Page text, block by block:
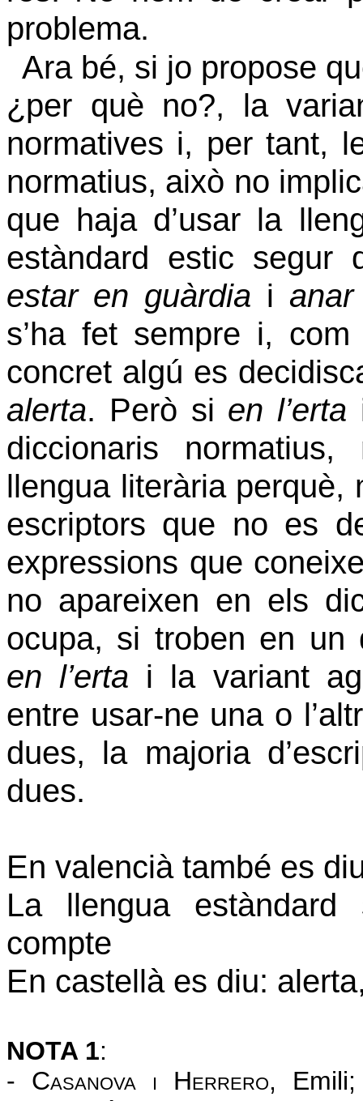
problema.
Ara bé, si jo propose
¿per què no?, la
normatives i, per tant,
normatius, això no
que haja d’usar la
estàndard estic segur
estar en guàrdia i
s’ha fet sempre i,
concret algú es
alerta. Però si en l’erta
diccionaris
llengua literària perquè,
escriptors que no es
expressions que
no apareixen en els
ocupa, si troben en un
en l’erta i la variant
entre usar-ne una o
dues, la majoria
dues.
En valencià també es
La llengua estàndard
compte
En castellà es diu:
NOTA 1:
- Casanova i Herrero,